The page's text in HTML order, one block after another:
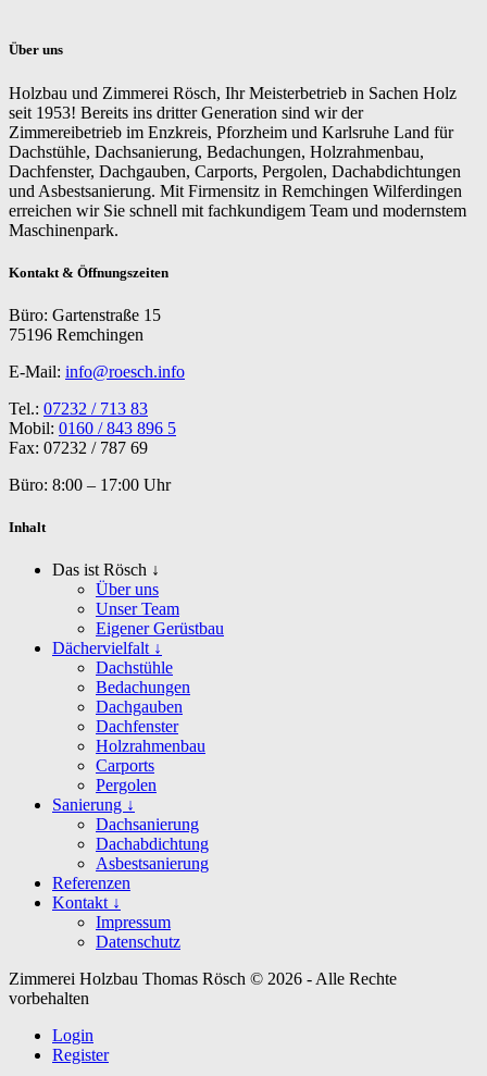
Über uns
Holzbau und Zimmerei Rösch, Ihr Meisterbetrieb in Sachen Holz
seit 1953! Bereits ins dritter Generation sind wir der
Zimmereibetrieb im Enzkreis, Pforzheim und Karlsruhe Land für
Dachstühle, Dachsanierung, Bedachungen, Holzrahmenbau,
Dachfenster, Dachgauben, Carports, Pergolen, Dachabdichtungen
und Asbestsanierung. Mit Firmensitz in Remchingen Wilferdingen
erreichen wir Sie schnell mit fachkundigem Team und modernstem
Maschinenpark.
Kontakt & Öffnungszeiten
Büro: Gartenstraße 15
75196 Remchingen
E-Mail: info@roesch.info
Tel.: 07232 / 713 83
​Mobil: 0160 / 843 896 5
​Fax: 07232 / 787 69
Büro: 8:00 – 17:00 Uhr
Inhalt
Das ist Rösch ↓
Über uns
Unser Team
Eigener Gerüstbau
Dächervielfalt ↓
Dachstühle
Bedachungen
Dachgauben
Dachfenster
Holzrahmenbau
Carports
Pergolen
Sanierung ↓
Dachsanierung
Dachabdichtung
Asbestsanierung
Referenzen
Kontakt ↓
Impressum
Datenschutz
Zimmerei Holzbau Thomas Rösch © 2026 - Alle Rechte
vorbehalten
Login
Register